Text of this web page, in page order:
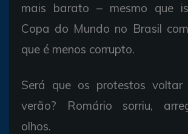
mais barato – mesmo que
Copa do Mundo no Brasil
que é menos corrupto.
Será que os protestos voltar
verão? Romário sorriu,
olhos.